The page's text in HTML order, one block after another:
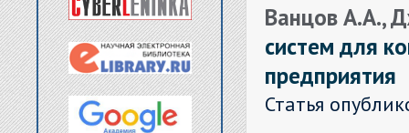
Ванцов А.А.,
систем для
предприятия
Статья